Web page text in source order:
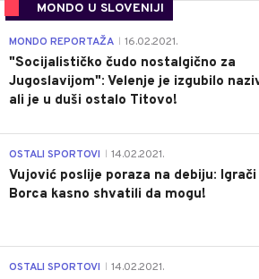
MONDO U SLOVENIJI
MONDO REPORTAŽA 16.02.2021.
"Socijalističko čudo nostalgično za
Jugoslavijom": Velenje je izgubilo
ali je u duši ostalo Titovo!
OSTALI SPORTOVI 14.02.2021.
Vujović poslije poraza na debiju: Igrači
Borca kasno shvatili da mogu!
OSTALI SPORTOVI 14.02.2021.